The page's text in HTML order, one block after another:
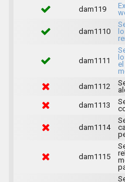
dam119
dam1110
dam1111
dam1112
dam1113
dam1114
dam1115